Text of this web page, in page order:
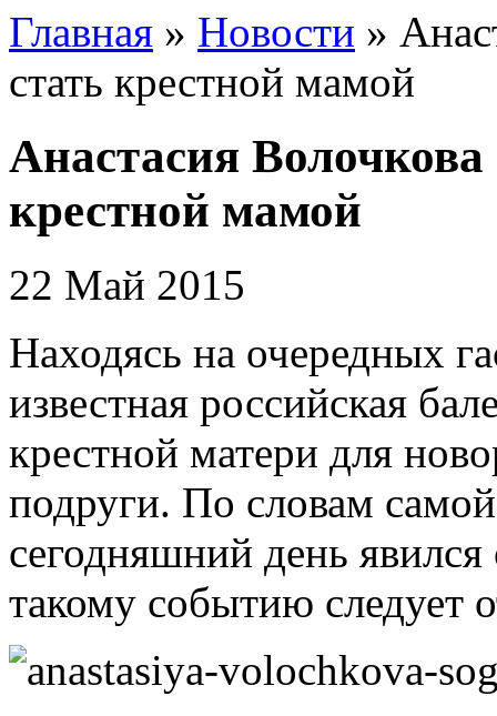
Главная » Новости »
стать крестной мамой
Анастасия Волочкова
крестной мамой
22 Май 2015
Находясь на очередных
известная российская
крестной матери для
подруги. По словам
сегодняшний день
такому событию следует